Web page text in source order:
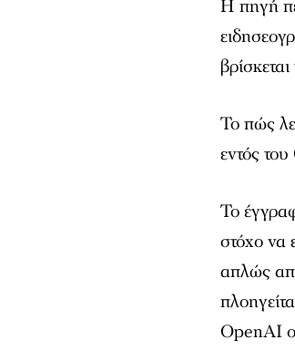
Η πηγή
Το πώς
εντός
Το
στόχο να
απλώς
OpenAI